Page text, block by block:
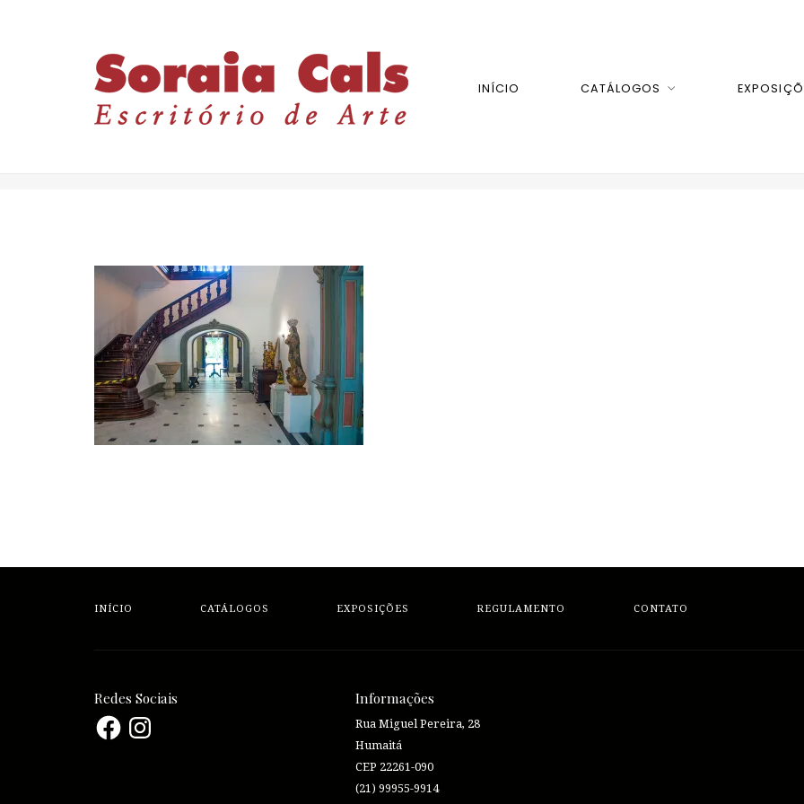
INÍCIO CATÁLOGOS
INÍCIO CATÁLOGOS EXPOSIÇÕES REGULAMENTO CONTATO
Redes Sociais
FacebookInstagram
Informações
Rua Miguel Pereira, 28
Humaitá
CEP 22261-090
(21) 99955-9914